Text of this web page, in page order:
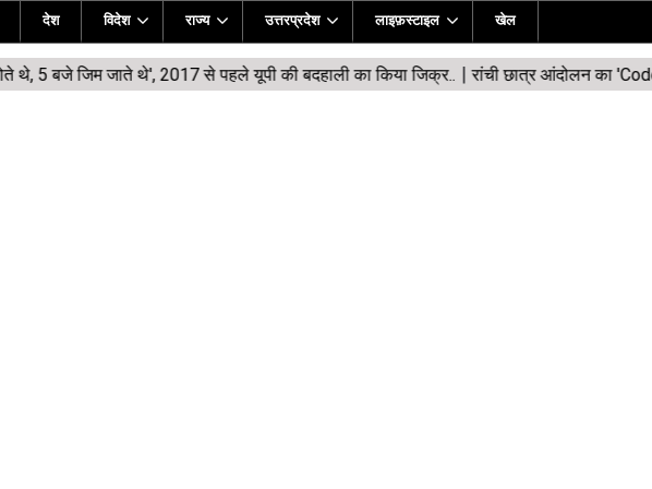
देश विदेश राज्य उत्तरप्रदेश लाइफ़स्टाइल खेल